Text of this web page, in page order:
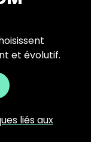
et évolutif.
liés aux